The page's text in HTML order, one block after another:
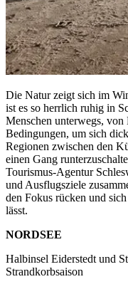
Die Natur zeigt sich im
ist es so herrlich ruhig in
Menschen unterwegs,
Bedingungen, um sich
Regionen zwischen den
einen Gang
Tourismus-Agentur
und Ausflugsziele
den Fokus rücken und
lässt.
NORDSEE
Halbinsel Eiderstedt und
Strandkorbsaison